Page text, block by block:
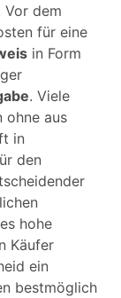
Vor dem
für eine
in Form
. Viele
ohne aus
in
den
hohe
Käufer
ein
bestmöglich